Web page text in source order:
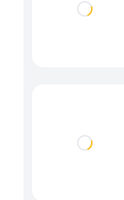
Loading...
Loading...